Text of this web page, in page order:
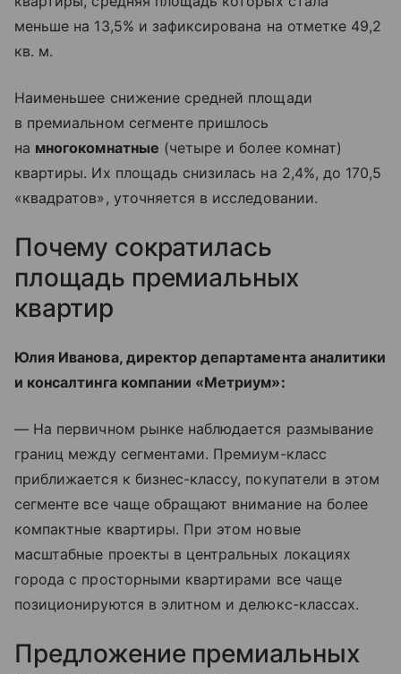
меньше на 13,5% и зафиксирована на отметке 49,2
кв. м.
Наименьшее снижение средней площади
в премиальном сегменте пришлось
на многокомнатные (четыре и более комнат)
квартиры. Их площадь снизилась на 2,4%, до 170,5
«квадратов», уточняется в исследовании.
Почему сократилась
площадь премиальных
квартир
Юлия Иванова, директор департамента аналитики
и консалтинга компании «Метриум»:
— На первичном рынке наблюдается размывание
границ между сегментами. Премиум-класс
приближается к бизнес-классу, покупатели в этом
сегменте все чаще обращают внимание на более
компактные квартиры. При этом новые
масштабные проекты в центральных локациях
города с просторными квартирами все чаще
позиционируются в элитном и делюкс-классах.
Предложение премиальных